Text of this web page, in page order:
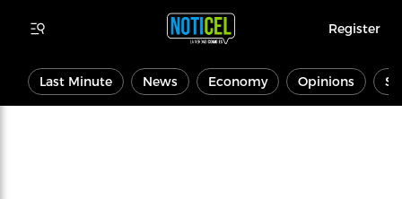
Register
Last Minute News Economy Opinions